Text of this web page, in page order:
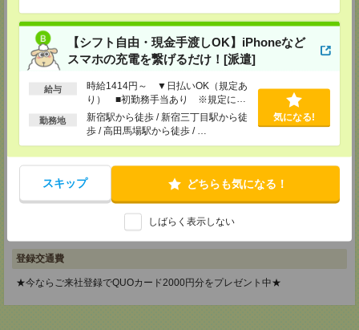
【シフト自由・現金手渡しOK】iPhoneなど
スマホの充電を繋げるだけ！[派遣]
給与
時給1414円～ ▼日払いOK（規定あ
り） ■初勤務手当あり ※規定によ
る
勤務地
新宿駅から徒歩 / 新宿三丁目駅から徒
歩 / 高田馬場駅から徒歩 / …
気になる!
スキップ どちらも気になる！
しばらく表示しない
東京都立川市錦町1-12-14
TEL：0120-934-200
MAIL：tenshoku@nikken-ts.jp
担当：採用担当
メディカルケア事業部 町田オフィス
東京都町田市森野1-7-23 大樹生命町田ビル6F
TEL：0120-453-285
tenshoku@nikken-ts.jp
担当：採用担当
メディカルケア事業部 横浜オフィス
神奈川県横浜市保土ケ谷区神戸町134 横浜ビジネスパークサウスタワー
2F B区画
登録交通費
★今ならご来社登録でQUOカード2000円分をプレゼント中★